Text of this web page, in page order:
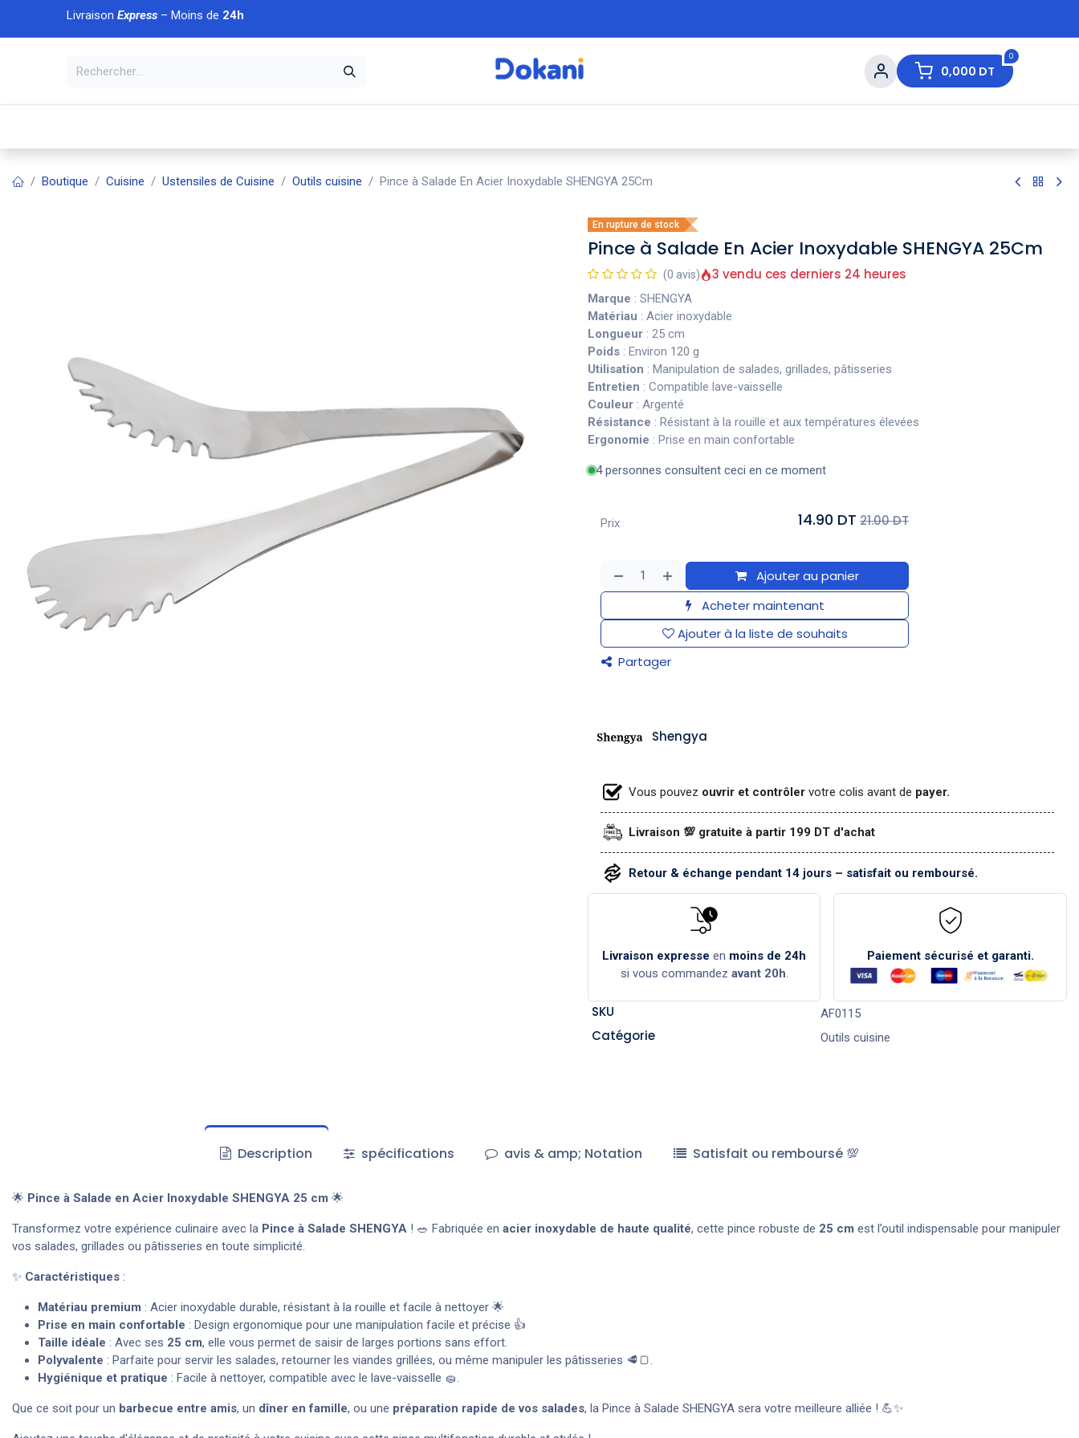
Se rendre au contenu
Livraison Express– Moins de 24h
0
0,000 DT
À DÉCOUVRIR
Boutique Cuisine Ustensiles de Cuisine Outils cuisine Pince à Salade En Acier Inoxydable SHENGYA 25Cm
En rupture de stock
Pince à Salade En Acier Inoxydable SHENGYA 25Cm
(0 avis) 3 vendu ces derniers 24 heures
Marque : SHENGYA
Matériau : Acier inoxydable
Longueur : 25 cm
Poids : Environ 120 g
Utilisation : Manipulation de salades, grillades, pâtisseries
Entretien : Compatible lave-vaisselle
Couleur : Argenté
Résistance : Résistant à la rouille et aux températures élevées
Ergonomie : Prise en main confortable
4 personnes consultent ceci en ce moment
Ajouter au panier
Acheter maintenant
Ajouter à la liste de souhaits
Partager
Prix 14.90 DT 21.00 DT
Shengya
Vous pouvez ouvrir et contrôler votre colis avant de payer.
Livraison 💯 gratuite à partir 199 DT d'achat
Retour & échange pendant 14 jours – satisfait ou remboursé.
Livraison expresse en moins de 24h
si vous commandez avant 20h.
Paiement sécurisé et garanti.
SKU AF0115
Catégorie Outils cuisine
Description spécifications avis & amp; Notation Satisfait ou remboursé 💯
🌟 Pince à Salade en Acier Inoxydable SHENGYA 25 cm 🌟
Transformez votre expérience culinaire avec la Pince à Salade SHENGYA ! 🥗 Fabriquée en acier inoxydable de haute qualité, cette pince robuste de 25 cm est l’outil indispensable pour manipuler
vos salades, grillades ou pâtisseries en toute simplicité.
✨ Caractéristiques :
Matériau premium : Acier inoxydable durable, résistant à la rouille et facile à nettoyer 🌟
Prise en main confortable : Design ergonomique pour une manipulation facile et précise 👍
Taille idéale : Avec ses 25 cm, elle vous permet de saisir de larges portions sans effort.
Polyvalente : Parfaite pour servir les salades, retourner les viandes grillées, ou même manipuler les pâtisseries 🥩🍞.
Hygiénique et pratique : Facile à nettoyer, compatible avec le lave-vaisselle 🧽.
Que ce soit pour un barbecue entre amis, un dîner en famille, ou une préparation rapide de vos salades, la Pince à Salade SHENGYA sera votre meilleure alliée ! 💪✨